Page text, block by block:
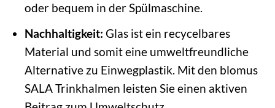
oder bequem in der Spülmaschine.
Nachhaltigkeit: Glas ist ein recycelbares
Material und somit eine umweltfreundliche
Alternative zu Einwegplastik. Mit den blomus
SALA Trinkhalmen leisten Sie einen aktiven